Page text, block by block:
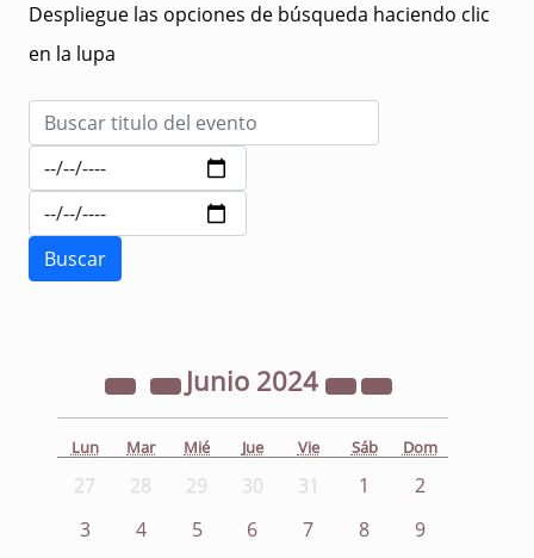
Despliegue las opciones de búsqueda haciendo clic
en la lupa
Junio 2024
Lun Mar Mié Jue Vie Sáb Dom
27 28 29 30 31 1
2
3
4 5 6 7 8
9